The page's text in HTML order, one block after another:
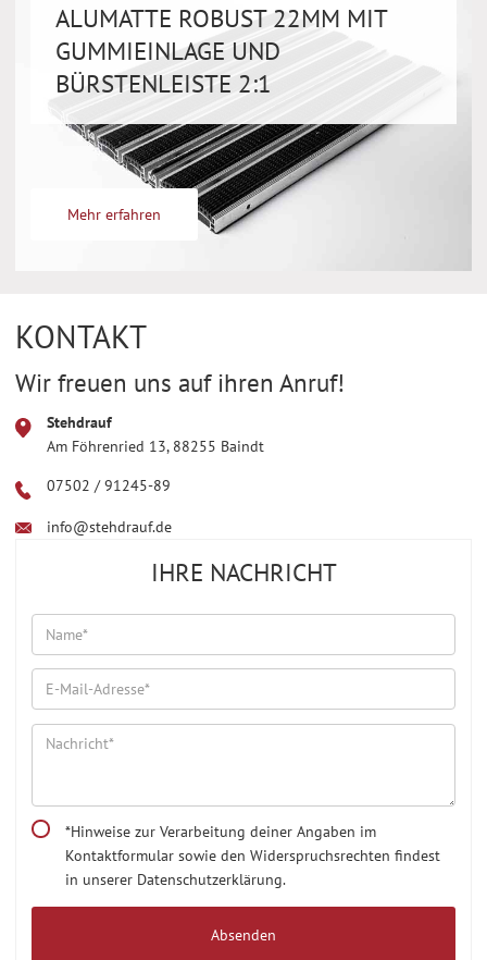
ALUMATTE ROBUST 22MM MIT
GUMMIEINLAGE UND
BÜRSTENLEISTE 2:1
Mehr erfahren
KONTAKT
Wir freuen uns auf ihren Anruf!
Stehdrauf
Am Föhrenried 13, 88255 Baindt
07502 / 91245-89
info@stehdrauf.de
IHRE NACHRICHT
*Hinweise zur Verarbeitung deiner Angaben im
Kontaktformular sowie den Widerspruchsrechten findest
in unserer Datenschutzerklärung.